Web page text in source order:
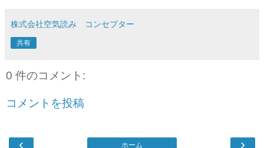
株式会社空気読み コンセプター
共有
0 件のコメント:
コメントを投稿
‹ ›
ホーム